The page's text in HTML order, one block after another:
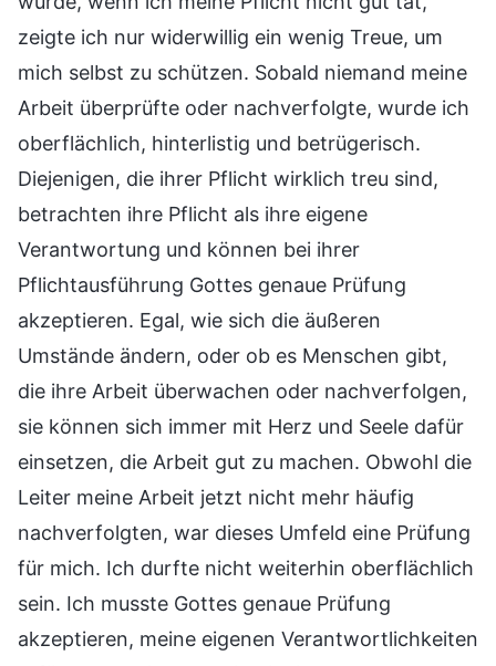
zeigte ich nur widerwillig ein wenig Treue, um
mich selbst zu schützen. Sobald niemand meine
Arbeit überprüfte oder nachverfolgte, wurde ich
oberflächlich, hinterlistig und betrügerisch.
Diejenigen, die ihrer Pflicht wirklich treu sind,
betrachten ihre Pflicht als ihre eigene
Verantwortung und können bei ihrer
Pflichtausführung Gottes genaue Prüfung
akzeptieren. Egal, wie sich die äußeren
Umstände ändern, oder ob es Menschen gibt,
die ihre Arbeit überwachen oder nachverfolgen,
sie können sich immer mit Herz und Seele dafür
einsetzen, die Arbeit gut zu machen. Obwohl die
Leiter meine Arbeit jetzt nicht mehr häufig
nachverfolgten, war dieses Umfeld eine Prüfung
für mich. Ich durfte nicht weiterhin oberflächlich
sein. Ich musste Gottes genaue Prüfung
akzeptieren, meine eigenen Verantwortlichkeiten